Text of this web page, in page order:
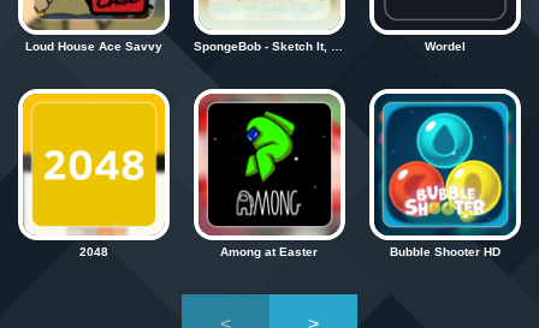
Loud House Ace Savvy Wordel
2048 Among at Easter Bubble Shooter HD